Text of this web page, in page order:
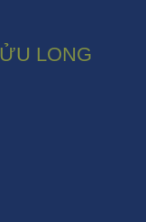
LONG